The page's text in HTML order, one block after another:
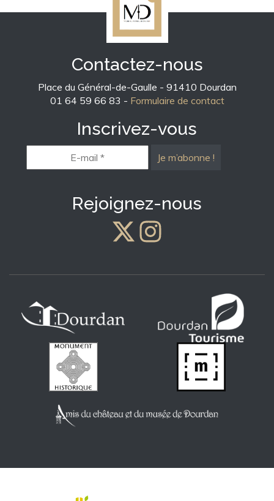
Contactez-nous
Place du Général-de-Gaulle - 91410 Dourdan
01 64 59 66 83 - Formulaire de contact
Inscrivez-vous
mail
*
Rejoignez-nous